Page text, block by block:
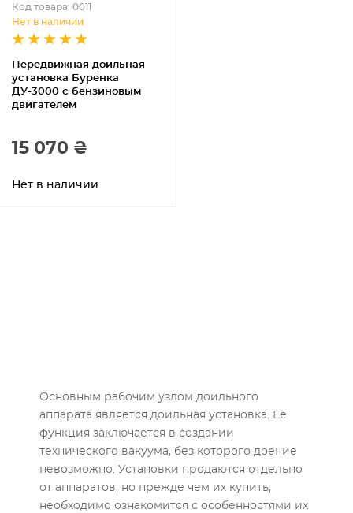
Передвижная доильная
установка Буренка
ДУ-3000 с бензиновым
двигателем
Код товара: 0011
Нет в наличии
15 070 ₴
Нет в наличии
Основным рабочим узлом доильного
аппарата является доильная установка. Ее
функция заключается в создании
технического вакуума, без которого доение
невозможно. Установки продаются отдельно
от аппаратов, но прежде чем их купить,
необходимо ознакомится с особенностями их